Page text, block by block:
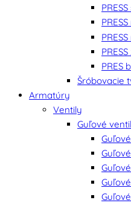
PRES
Šróbovacie
Armatúry
Ventily
Guľové